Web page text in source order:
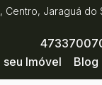
, Centro, Jaraguá do
Blog
seu Imóvel